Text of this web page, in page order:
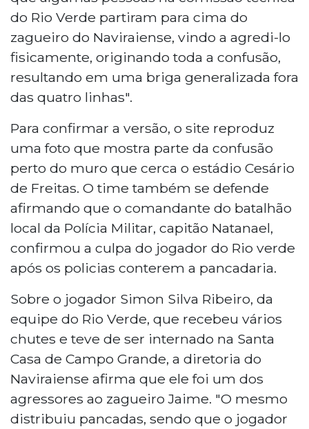
do Rio Verde partiram para cima do
zagueiro do Naviraiense, vindo a agredi-lo
fisicamente, originando toda a confusão,
resultando em uma briga generalizada fora
das quatro linhas".
Para confirmar a versão, o site reproduz
uma foto que mostra parte da confusão
perto do muro que cerca o estádio Cesário
de Freitas. O time também se defende
afirmando que o comandante do batalhão
local da Polícia Militar, capitão Natanael,
confirmou a culpa do jogador do Rio verde
após os policias conterem a pancadaria.
Sobre o jogador Simon Silva Ribeiro, da
equipe do Rio Verde, que recebeu vários
chutes e teve de ser internado na Santa
Casa de Campo Grande, a diretoria do
Naviraiense afirma que ele foi um dos
agressores ao zagueiro Jaime. "O mesmo
distribuiu pancadas, sendo que o jogador